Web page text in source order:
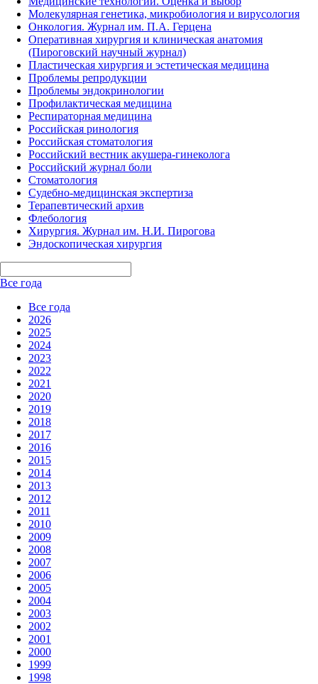
Молекулярная генетика, микробиология и вирусология
Онкология. Журнал им. П.А. Герцена
Оперативная хирургия и клиническая анатомия
(Пироговский научный журнал)
Пластическая хирургия и эстетическая медицина
Проблемы репродукции
Проблемы эндокринологии
Профилактическая медицина
Респираторная медицина
Российская ринология
Российская стоматология
Российский вестник акушера-гинеколога
Российский журнал боли
Стоматология
Судебно-медицинская экспертиза
Терапевтический архив
Флебология
Хирургия. Журнал им. Н.И. Пирогова
Эндоскопическая хирургия
Все года
Все года
2026
2025
2024
2023
2022
2021
2020
2019
2018
2017
2016
2015
2014
2013
2012
2011
2010
2009
2008
2007
2006
2005
2004
2003
2002
2001
2000
1999
1998